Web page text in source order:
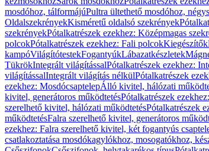
mosdóhoz, tálformájúPultra ültethető mosdóhoz,
OldalszekrényekKisméretű oldalsó szekrények
szekrényekPótalkatrészek ezekhez: Középmagas
polcokPótalkatrészek ezekhez: Fali polcokKiegészítők
kampóVilágítótestekFogantyúkLábazatkészletek
TükrökIntegrált világítássalPótalkatrészek ezekhez:
világítássalIntegrált világítás nélkülPótalkatrészek
ezekhez: MosdócsaptelepÁlló kivitel, hálózati
kivitel, generátoros működtetésPótalkatrészek
szerelhető kivitel, hálózati működtetésPótalkatrészek
működtetésFalra szerelhető kivitel, generátoros
ezekhez: Falra szerelhető kivitel, két fogantyús
csatlakoztatása mosdókagylókhoz, mosogatókhoz,